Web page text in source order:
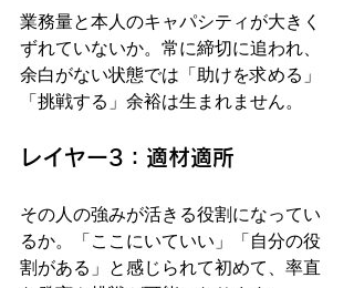
業務量と本人のキャパシティが大きく
ずれていないか。常に締切に追われ、
余白がない状態では「助けを求める」
「挑戦する」余裕は生まれません。
レイヤー3：適材適所
その人の強みが活きる役割になってい
るか。「ここにいていい」「自分の役
割がある」と感じられて初めて、率直